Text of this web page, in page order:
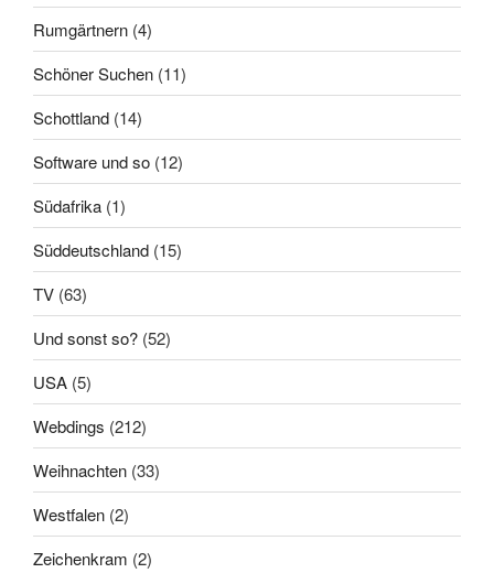
Rumgärtnern (4)
Schöner Suchen (11)
Schottland (14)
Software und so (12)
Südafrika (1)
Süddeutschland (15)
TV (63)
Und sonst so? (52)
USA (5)
Webdings (212)
Weihnachten (33)
Westfalen (2)
Zeichenkram (2)